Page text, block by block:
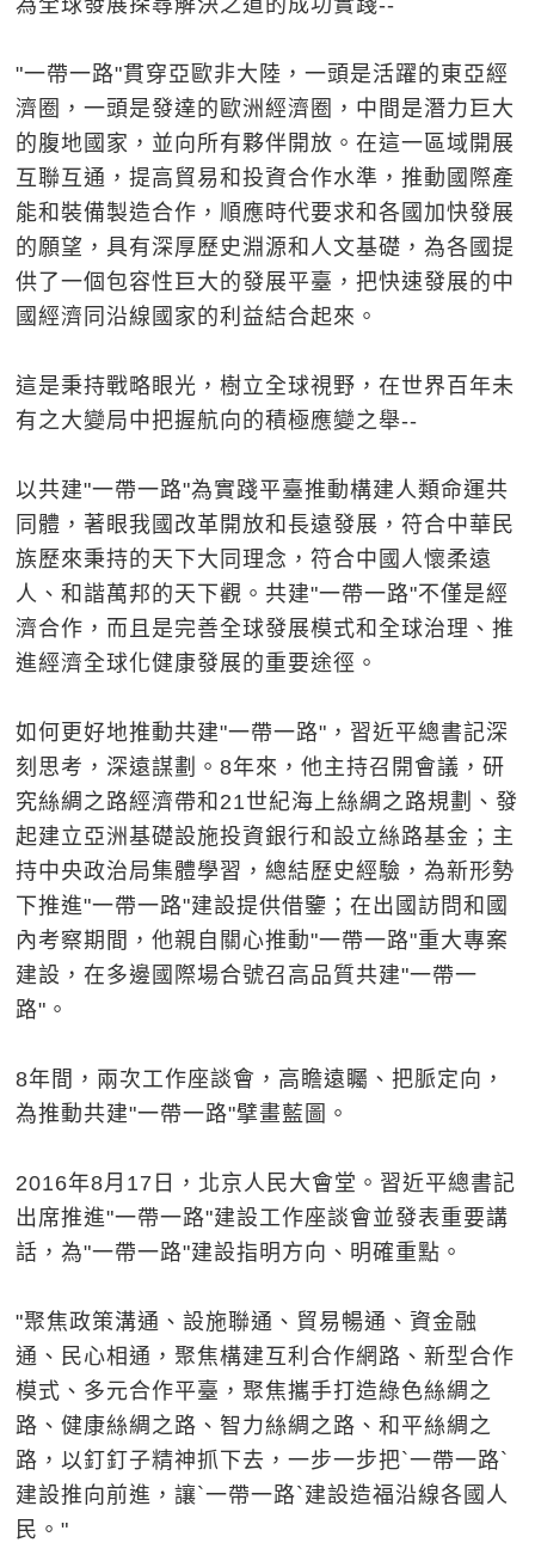
為全球發展探尋解決之道的成功實踐--
"一帶一路"貫穿亞歐非大陸，一頭是活躍的東亞經
濟圈，一頭是發達的歐洲經濟圈，中間是潛力巨大
的腹地國家，並向所有夥伴開放。在這一區域開展
互聯互通，提高貿易和投資合作水準，推動國際產
能和裝備製造合作，順應時代要求和各國加快發展
的願望，具有深厚歷史淵源和人文基礎，為各國提
供了一個包容性巨大的發展平臺，把快速發展的中
國經濟同沿線國家的利益結合起來。
這是秉持戰略眼光，樹立全球視野，在世界百年未
有之大變局中把握航向的積極應變之舉--
以共建"一帶一路"為實踐平臺推動構建人類命運共
同體，著眼我國改革開放和長遠發展，符合中華民
族歷來秉持的天下大同理念，符合中國人懷柔遠
人、和諧萬邦的天下觀。共建"一帶一路"不僅是經
濟合作，而且是完善全球發展模式和全球治理、推
進經濟全球化健康發展的重要途徑。
如何更好地推動共建"一帶一路"，習近平總書記深
刻思考，深遠謀劃。8年來，他主持召開會議，研
究絲綢之路經濟帶和21世紀海上絲綢之路規劃、發
起建立亞洲基礎設施投資銀行和設立絲路基金；主
持中央政治局集體學習，總結歷史經驗，為新形勢
下推進"一帶一路"建設提供借鑒；在出國訪問和國
內考察期間，他親自關心推動"一帶一路"重大專案
建設，在多邊國際場合號召高品質共建"一帶一
路"。
8年間，兩次工作座談會，高瞻遠矚、把脈定向，
為推動共建"一帶一路"擘畫藍圖。
2016年8月17日，北京人民大會堂。習近平總書記
出席推進"一帶一路"建設工作座談會並發表重要講
話，為"一帶一路"建設指明方向、明確重點。
"聚焦政策溝通、設施聯通、貿易暢通、資金融
通、民心相通，聚焦構建互利合作網路、新型合作
模式、多元合作平臺，聚焦攜手打造綠色絲綢之
路、健康絲綢之路、智力絲綢之路、和平絲綢之
路，以釘釘子精神抓下去，一步一步把`一帶一路`
建設推向前進，讓`一帶一路`建設造福沿線各國人
民。"